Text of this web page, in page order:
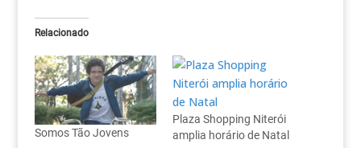
Relacionado
Somos Tão Jovens
Plaza Shopping Niterói
amplia horário de Natal